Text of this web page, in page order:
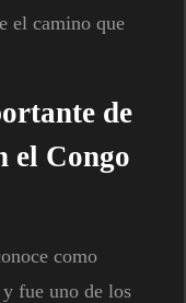
el camino que
de
el Congo
como
fue uno de los